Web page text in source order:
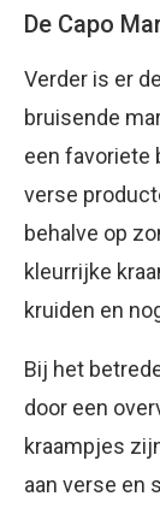
De Capo
Verder is er
bruisende
een favoriete
verse
behalve op
kleurrijke
kruiden en
Bij het
door een
kraampjes
aan verse en